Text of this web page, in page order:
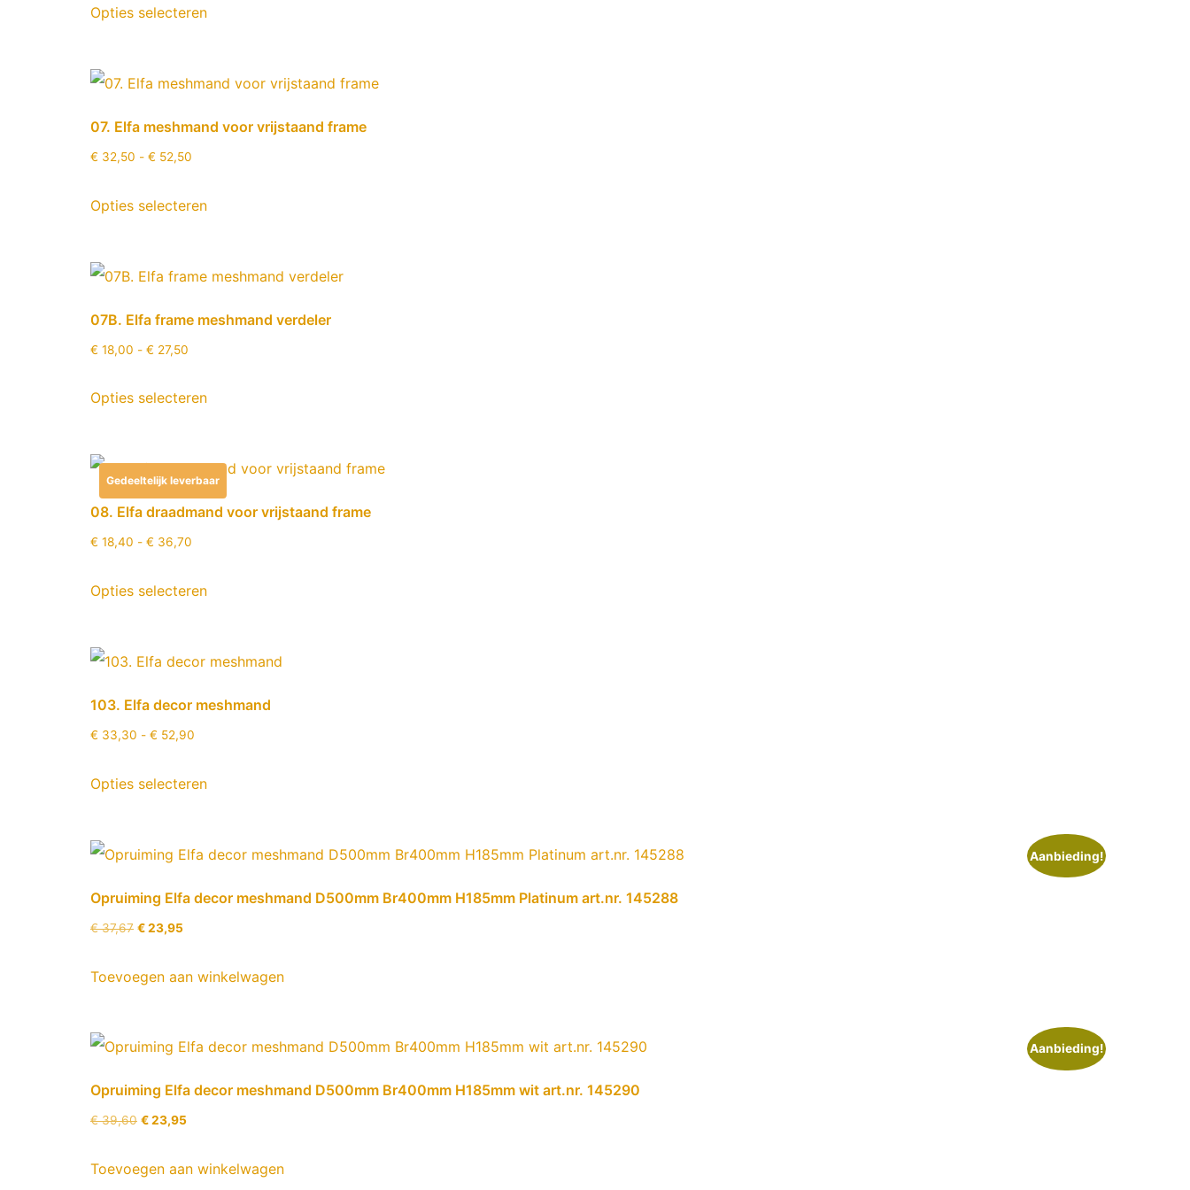
Opties selecteren
07. Elfa meshmand voor vrijstaand frame
€ 32,50 - € 52,50
Opties selecteren
07B. Elfa frame meshmand verdeler
€ 18,00 - € 27,50
Opties selecteren
Gedeeltelijk leverbaar
08. Elfa draadmand voor vrijstaand frame
€ 18,40 - € 36,70
Opties selecteren
103. Elfa decor meshmand
€ 33,30 - € 52,90
Opties selecteren
Aanbieding!
Opruiming Elfa decor meshmand D500mm Br400mm H185mm Platinum art.nr. 145288
€37,67 €23,95
Toevoegen aan winkelwagen
Aanbieding!
Opruiming Elfa decor meshmand D500mm Br400mm H185mm wit art.nr. 145290
€39,60 €23,95
Toevoegen aan winkelwagen